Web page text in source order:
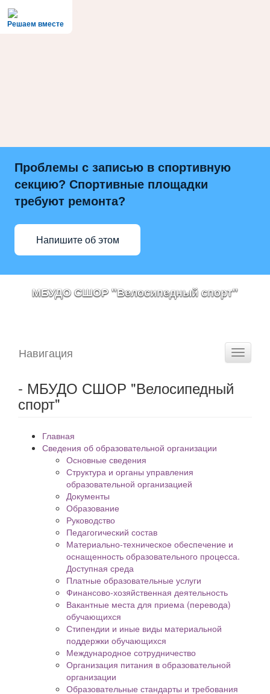
Решаем вместе
Проблемы с записью в спортивную
секцию? Спортивные площадки
требуют ремонта?
Напишите об этом
МБУДО СШОР "Велосипедный спорт"
Toggle
Навигация
- МБУДО СШОР "Велосипедный
спорт"
Главная
Сведения об образовательной организации
Основные сведения
Структура и органы управления
образовательной организацией
Документы
Образование
Руководство
Педагогический состав
Материально-техническое обеспечение и
оснащенность образовательного процесса.
Доступная среда
Платные образовательные услуги
Финансово-хозяйственная деятельность
Вакантные места для приема (перевода)
обучающихся
Стипендии и иные виды материальной
поддержки обучающихся
Международное сотрудничество
Организация питания в образовательной
организации
Образовательные стандарты и требования